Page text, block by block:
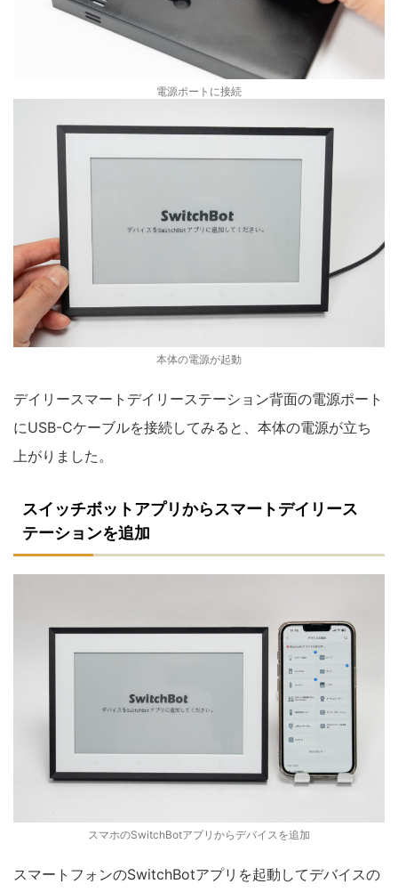
電源ポートに接続
本体の電源が起動
デイリースマートデイリーステーション背面の電源ポート
にUSB-Cケーブルを接続してみると、本体の電源が立ち
上がりました。
スイッチボットアプリからスマートデイリース
テーションを追加
スマホのSwitchBotアプリからデバイスを追加
スマートフォンのSwitchBotアプリを起動してデバイスの